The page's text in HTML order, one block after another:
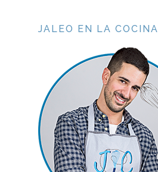
JALEO EN LA COCINA